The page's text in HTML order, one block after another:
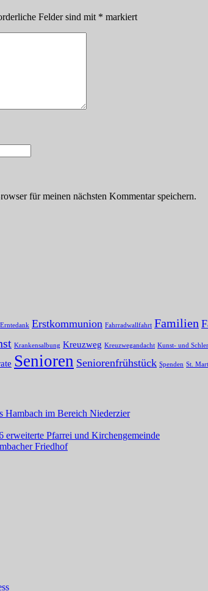
Felder sind mit * markiert
für meinen nächsten Kommentar speichern.
Erntedank Erstkommunion Fahrradwallfahrt Familien
Krankensalbung Kreuzweg Kreuzwegandacht Kunst- und
Senioren Seniorenfrühstück Spenden St.
Hambach im Bereich Niederzier
erweiterte Pfarrei und Kirchengemeinde
Friedhof